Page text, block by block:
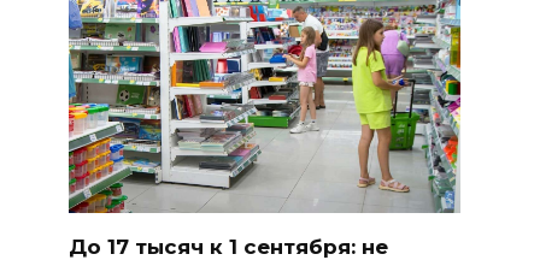
До 17 тысяч к 1 сентября: не